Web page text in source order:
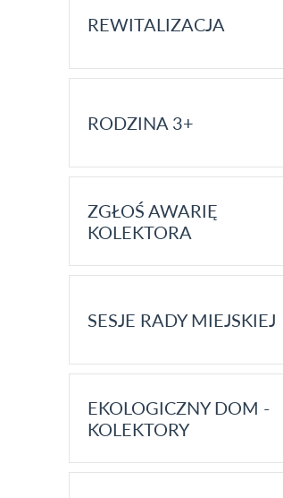
REWITALIZACJA
RODZINA 3+
ZGŁOŚ AWARIĘ
KOLEKTORA
SESJE RADY MIEJSKIEJ
EKOLOGICZNY DOM -
KOLEKTORY